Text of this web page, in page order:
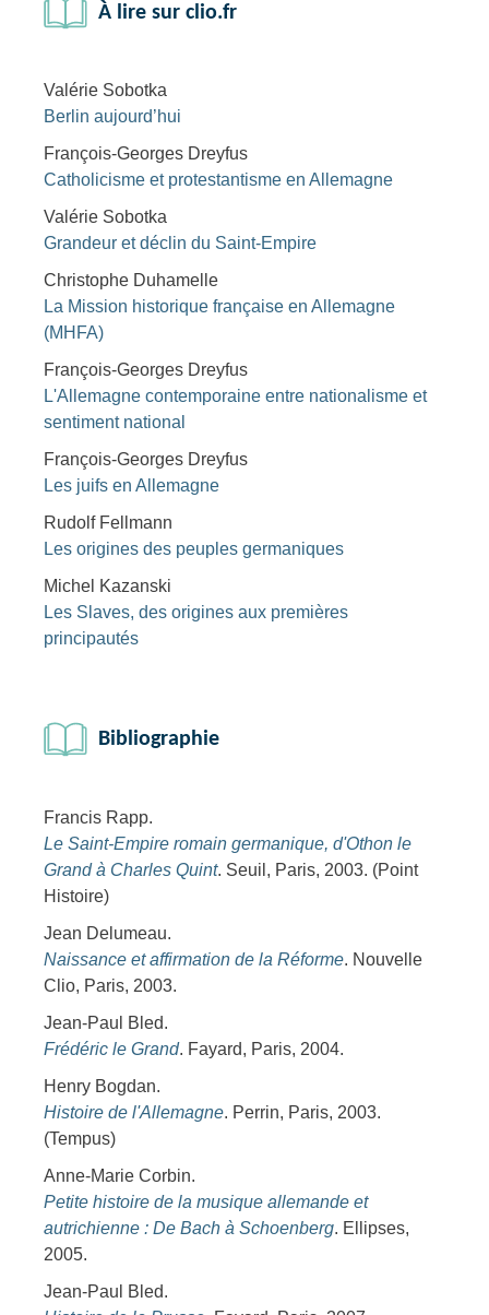
À lire sur clio.fr
Valérie Sobotka
Berlin aujourd’hui
François-Georges Dreyfus
Catholicisme et protestantisme en Allemagne
Valérie Sobotka
Grandeur et déclin du Saint-Empire
Christophe Duhamelle
La Mission historique française en Allemagne
(MHFA)
François-Georges Dreyfus
L'Allemagne contemporaine entre nationalisme et
sentiment national
François-Georges Dreyfus
Les juifs en Allemagne
Rudolf Fellmann
Les origines des peuples germaniques
Michel Kazanski
Les Slaves, des origines aux premières
principautés
Bibliographie
Francis Rapp.
Le Saint-Empire romain germanique, d'Othon le
Grand à Charles Quint. Seuil, Paris, 2003. (Point
Histoire)
Jean Delumeau.
Naissance et affirmation de la Réforme. Nouvelle
Clio, Paris, 2003.
Jean-Paul Bled.
Frédéric le Grand. Fayard, Paris, 2004.
Henry Bogdan.
Histoire de l'Allemagne. Perrin, Paris, 2003.
(Tempus)
Anne-Marie Corbin.
Petite histoire de la musique allemande et
autrichienne : De Bach à Schoenberg. Ellipses,
2005.
Jean-Paul Bled.